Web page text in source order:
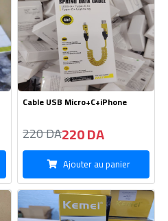
Ajouter au panier
Kendeuse Vintage T9
800 DA750 DA
Ajouter au panier